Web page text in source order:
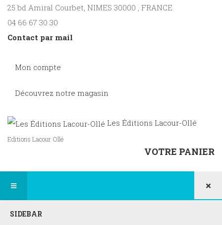
25 bd Amiral Courbet, NIMES 30000 , FRANCE
04 66 67 30 30
Contact par mail
Mon compte
Découvrez notre magasin
Les Éditions Lacour-Ollé
Editions Lacour Ollé
VOTRE PANIER
SIDEBAR
×